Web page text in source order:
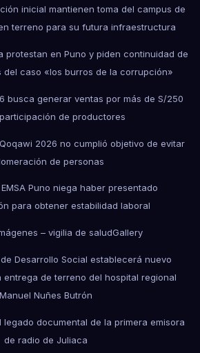
inicial mantienen toma del campus de
terreno para su futura infraestructura
protestan en Puno y piden continuidad de
del caso «los burros de la corrupción»
busca generar ventas por más de S/250
de productores
2026 no cumplió objetivo de evitar
de personas
Puno niega haber presentado
para obtener estabilidad laboral
– vigilia de saludGallery
Desarrollo Social establecerá nuevo
de terreno del hospital regional
Manuel Nuñes Butrón
documental de la primera emisora
de radio de Juliaca